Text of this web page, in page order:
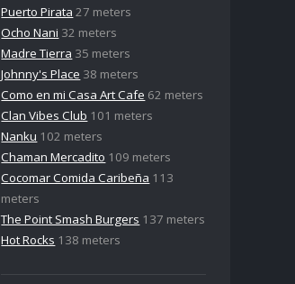
Puerto Pirata 27 meters
Ocho Nani 32 meters
Madre Tierra 35 meters
Johnny's Place 38 meters
Como en mi Casa Art Cafe 62 meters
Clan Vibes Club 101 meters
Nanku 102 meters
Chaman Mercadito 109 meters
Cocomar Comida Caribeña 113
meters
The Point Smash Burgers 137 meters
Hot Rocks 138 meters